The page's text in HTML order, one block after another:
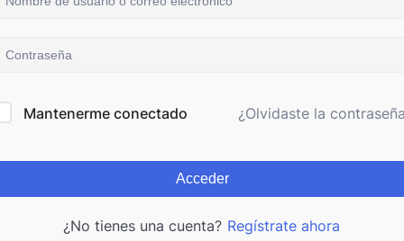
Mantenerme conectado ¿Olvidaste la
Acceder
¿No tienes una cuenta? Regístrate ahora